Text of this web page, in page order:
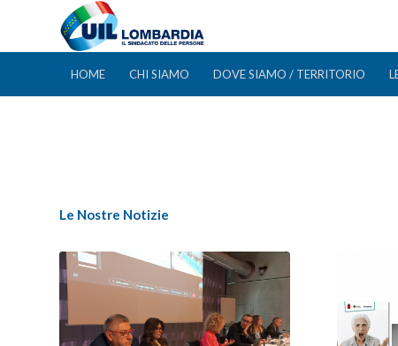
HOME CHI SIAMO DOVE SIAMO / TERRITORIO
Le Nostre Notizie